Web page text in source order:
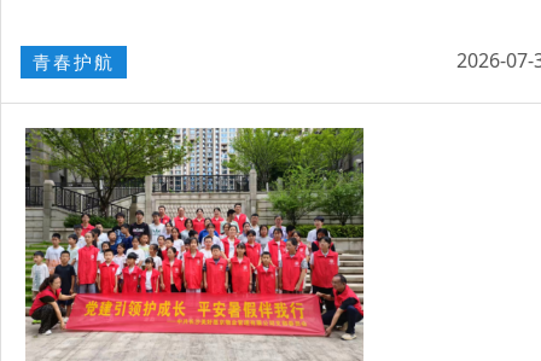
青春护航 2026-07-